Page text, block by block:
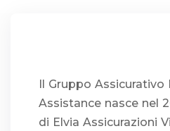
Il Gruppo Assicurativo
Assistance nasce nel
di Elvia Assicurazioni